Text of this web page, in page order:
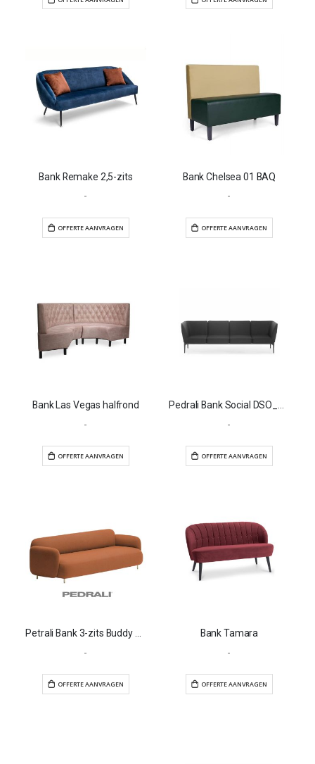
OFFERTE AANVRAGEN OFFERTE
Bank Remake 2,5-zits
-
OFFERTE AANVRAGEN
Bank Chelsea 01 BAQ
-
OFFERTE
Bank Las Vegas halfrond
-
-
-
Bank Tamara
-